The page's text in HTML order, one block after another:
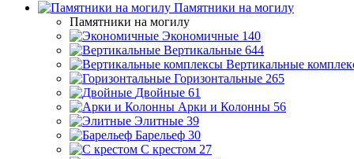
Памятники на могилу
Памятники на могилу
Экономичные 140
Вертикальные 644
Вертикальные
Горизонтальные 265
Двойные 61
Арки и Колонны 56
Элитные 39
Барельеф 30
С крестом 27